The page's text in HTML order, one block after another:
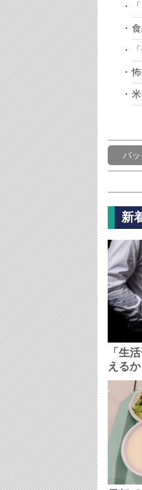
バ
新
「生
える